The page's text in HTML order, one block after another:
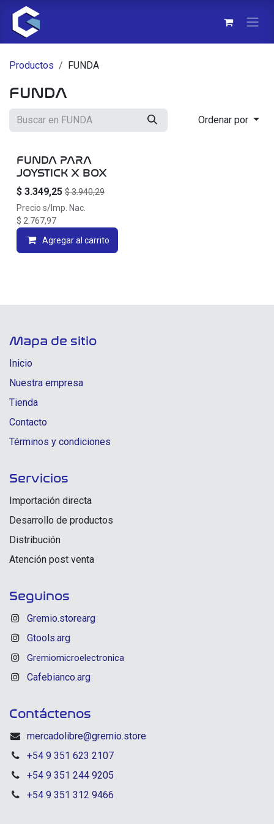
Ir al contenido
Productos FUNDA
FUNDA
Ordenar por
FUNDA PARA
JOYSTICK X BOX
$ 3.349,25 $3.940,29
Precio s/Imp. Nac.
$ 2.767,97
Agregar al carrito
Mapa de sitio
Inicio
Nuestra empresa
Tienda
Contacto
Términos y condiciones
Servicios
Importación directa
Desarrollo de productos
Distribución
Atención post venta
Seguinos
Gremio.storearg
Gtools.arg
Gremiomicroelectronica
Cafebianco.arg
Contáctenos
mercadolibre@gremio.store
+54 9 351 623 2107
+54 9 351 244 9205
+54 9 351 312 9466